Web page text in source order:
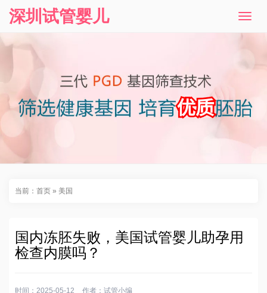
T
v
i
g
深圳试管婴儿
当前： 首页 » 美国
国内冻胚失败，美国试管婴儿助孕用
检查内膜吗？
时间：2025-05-12 作者： 试管小编